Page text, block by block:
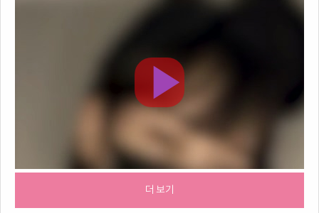
더 보기